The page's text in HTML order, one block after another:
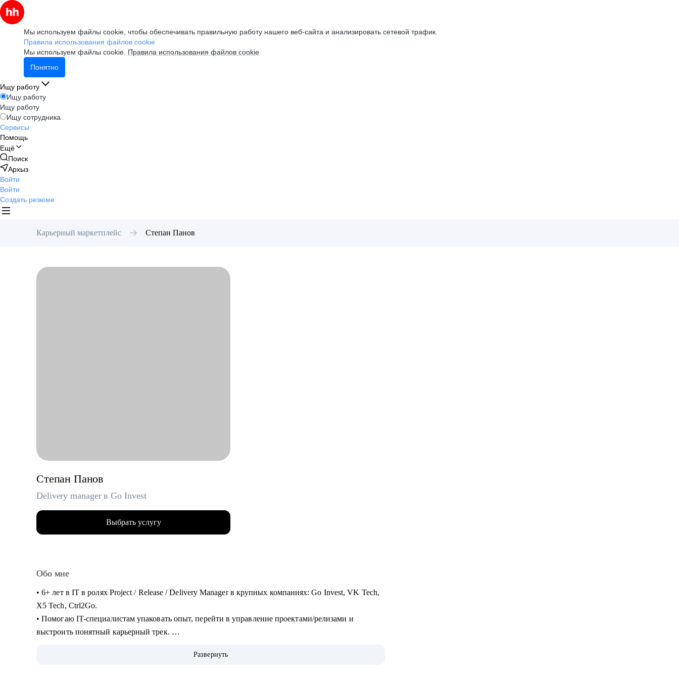
Мы используем файлы cookie, чтобы обеспечивать правильную работу нашего веб-сайта и анализировать сетевой трафик.
Правила использования файлов cookie
Мы используем файлы cookie. Правила использования файлов cookie
Понятно
Ищу работу
Ищу работу
Ищу работу
Ищу сотрудника
Сервисы
Помощь
Ещё
Поиск
Архыз
Войти
Войти
Создать резюме
Карьерный маркетплейс Степан Панов
Степан Панов
Delivery manager в Go Invest
Выбрать услугу
Обо мне
• 6+ лет в IT в ролях Project / Release / Delivery Manager в крупных компаниях: Go Invest, VK Tech,
X5 Tech, Ctrl2Go.
• Помогаю IT-специалистам упаковать опыт, перейти в управление проектами/релизами и
выстроить понятный карьерный трек.
• 2024 — ITSM. Основы управления ИТ-услугами
Развернуть